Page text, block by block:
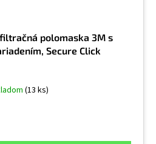
polomaska 3M s
Secure Click
(13 ks)